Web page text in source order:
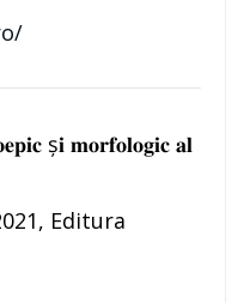
ș𝐢 𝐦𝐨𝐫𝐟𝐨𝐥𝐨𝐠𝐢𝐜 𝐚𝐥
Editura